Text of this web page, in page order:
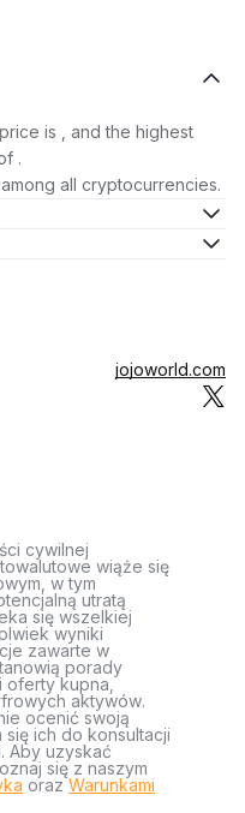
is , and the highest
.
all cryptocurrencies.
jojoworld.com
cywilnej
wiąże się
w tym
utratą
się wszelkiej
wyniki
zawarte w
porady
kupna,
aktywów.
ocenić swoją
ich do konsultacji
Aby uzyskać
się z naszym
orazWarunkami